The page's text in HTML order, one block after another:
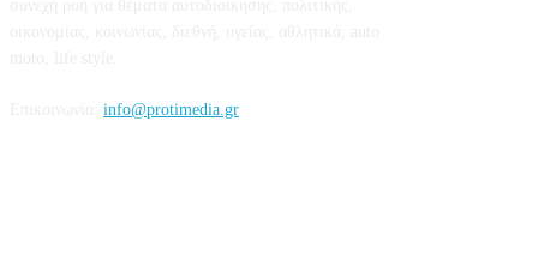
info@protimedia.gr